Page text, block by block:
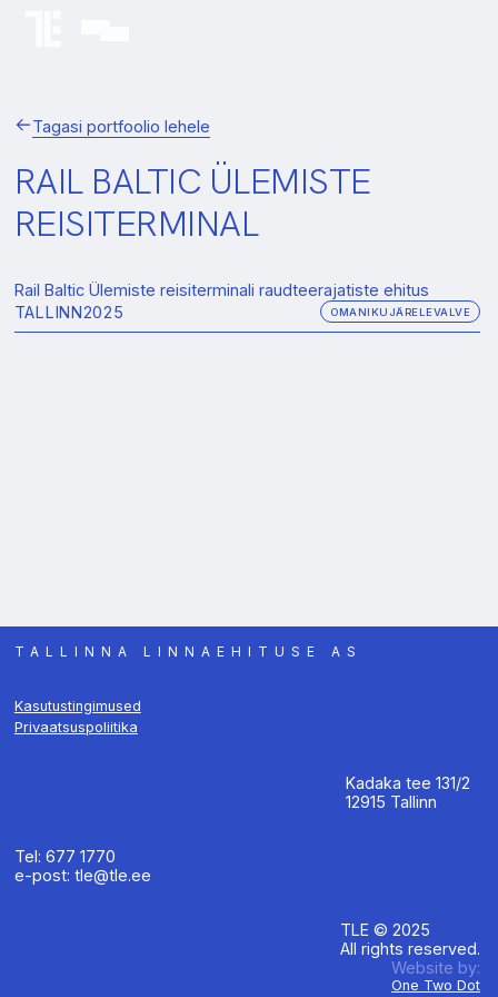
Tagasi portfoolio lehele
RAIL BALTIC ÜLEMISTE
REISITERMINAL
Rail Baltic Ülemiste reisiterminali raudteerajatiste ehitus
TALLINN2025 OMANIKUJÄRELEVALVE
TALLINNA LINNAEHITUSE AS
Kasutustingimused
Privaatsuspoliitika
Kadaka tee 131/2
12915 Tallinn
Tel: 677 1770
e-post: tle@tle.ee
TLE © 2025
All rights reserved.
Website by:
One Two Dot